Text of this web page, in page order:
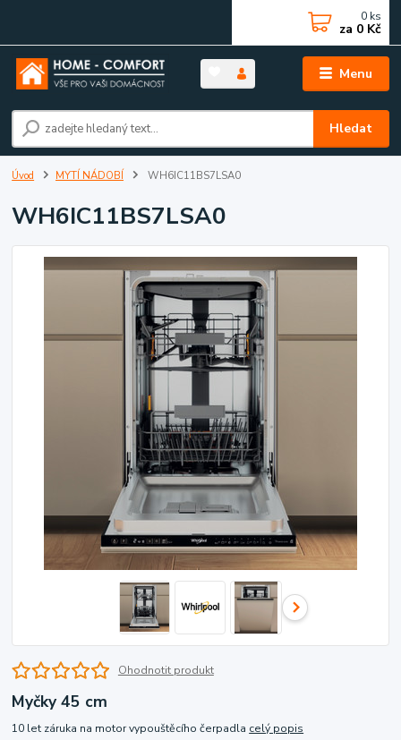
Menu
Hledat
0 ks
za 0 Kč
Úvod MYTÍ NÁDOBÍ WH6IC11BS7LSA0
WH6IC11BS7LSA0
Ohodnotit produkt
Myčky 45 cm
10 let záruka na motor vypouštěcího čerpadla celý popis